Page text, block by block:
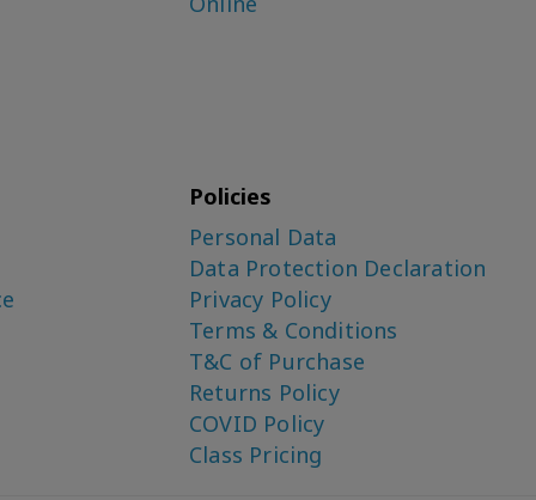
Policies
Personal Data
Data Protection Declaration
Privacy Policy
Terms & Conditions
T&C of Purchase
Returns Policy
COVID Policy
Class Pricing